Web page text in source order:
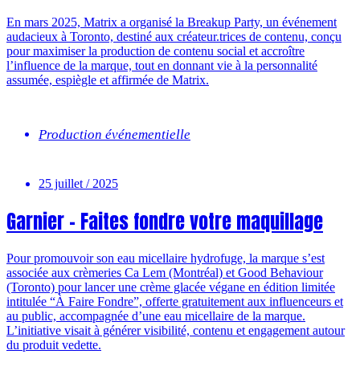
En mars 2025, Matrix a organisé la Breakup Party, un événement
audacieux à Toronto, destiné aux créateur.trices de contenu, conçu
pour maximiser la production de contenu social et accroître
l’influence de la marque, tout en donnant vie à la personnalité
assumée, espiègle et affirmée de Matrix.
Production événementielle
25 juillet / 2025
Garnier – Faites fondre votre maquillage
Pour promouvoir son eau micellaire hydrofuge, la marque s’est
associée aux crèmeries Ca Lem (Montréal) et Good Behaviour
(Toronto) pour lancer une crème glacée végane en édition limitée
intitulée “À Faire Fondre”, offerte gratuitement aux influenceurs et
au public, accompagnée d’une eau micellaire de la marque.
L’initiative visait à générer visibilité, contenu et engagement autour
du produit vedette.